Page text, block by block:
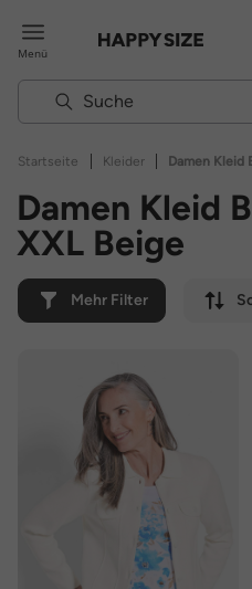
Menü
Startseite | Kleider | Damen Kleid
Damen Kleid
XXL Beige
Mehr Filter